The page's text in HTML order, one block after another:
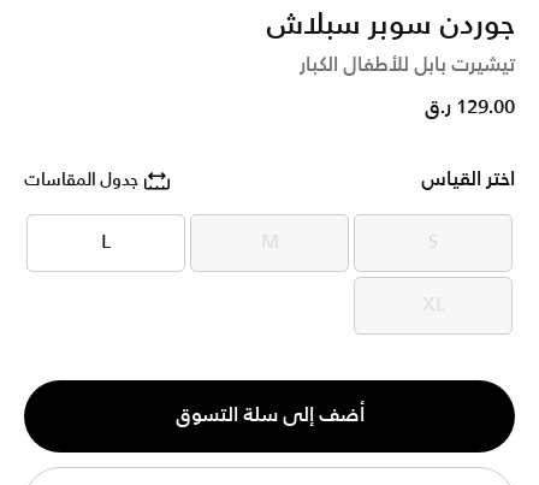
جوردن سوبر سبلاش
تيشيرت بابل للأطفال الكبار
129.00 ر.ق
اختر القياس جدول المقاسات
S
S
M
M
L
L
XL
XL
الكمية
1
أضف إلى سلة التسوق